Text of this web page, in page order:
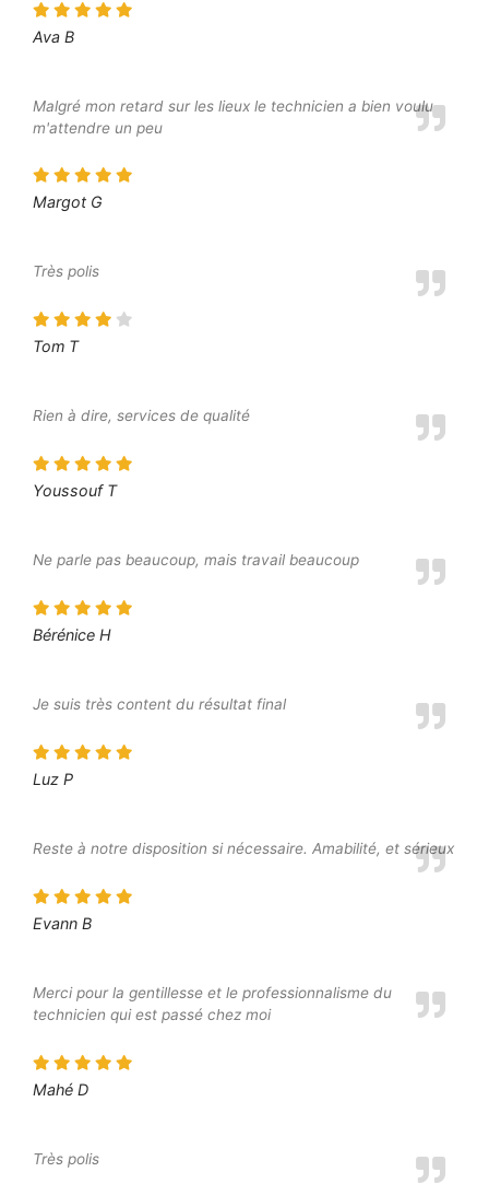
Ava B
Malgré mon retard sur les lieux le technicien a bien voulu
m'attendre un peu
Margot G
Très polis
Tom T
Rien à dire, services de qualité
Youssouf T
Ne parle pas beaucoup, mais travail beaucoup
Bérénice H
Je suis très content du résultat final
Luz P
Reste à notre disposition si nécessaire. Amabilité, et sérieux
Evann B
Merci pour la gentillesse et le professionnalisme du
technicien qui est passé chez moi
Mahé D
Très polis